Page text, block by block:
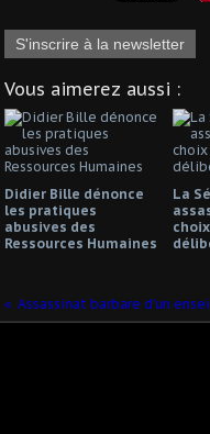
S'inscrire à la newsletter
Vous aimerez aussi :
Didier Bille dénonce
les pratiques
abusives des
Ressources Humaines
La